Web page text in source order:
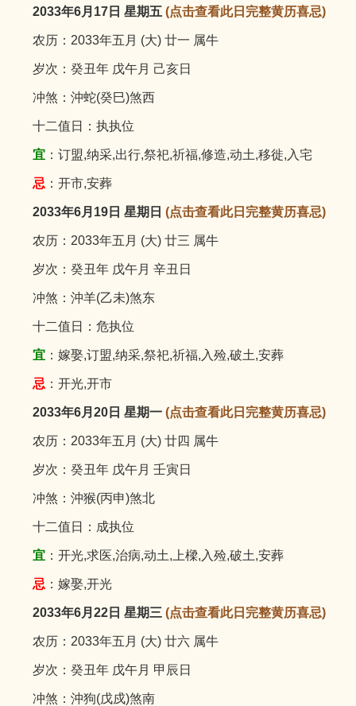
2033年6月17日 星期五 (点击查看此日完整黄历喜忌)
农历：2033年五月 (大) 廿一 属牛
岁次：癸丑年 戊午月 己亥日
冲煞：沖蛇(癸巳)煞西
十二值日：执执位
宜：订盟,纳采,出行,祭祀,祈福,修造,动土,移徙,入宅
忌 ：开市,安葬
2033年6月19日 星期日 (点击查看此日完整黄历喜忌)
农历：2033年五月 (大) 廿三 属牛
岁次：癸丑年 戊午月 辛丑日
冲煞：沖羊(乙未)煞东
十二值日：危执位
宜：嫁娶,订盟,纳采,祭祀,祈福,入殓,破土,安葬
忌 ：开光,开市
2033年6月20日 星期一 (点击查看此日完整黄历喜忌)
农历：2033年五月 (大) 廿四 属牛
岁次：癸丑年 戊午月 壬寅日
冲煞：沖猴(丙申)煞北
十二值日：成执位
宜：开光,求医,治病,动土,上樑,入殓,破土,安葬
忌 ：嫁娶,开光
2033年6月22日 星期三 (点击查看此日完整黄历喜忌)
农历：2033年五月 (大) 廿六 属牛
岁次：癸丑年 戊午月 甲辰日
冲煞：沖狗(戊戍)煞南